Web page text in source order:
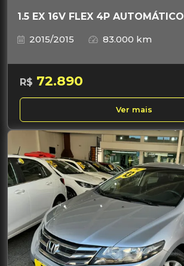
1.5 EX 16V FLEX 4P AUTOMÁTICO
2015/2015
83.000 km
R$ 72.890
Ver mais